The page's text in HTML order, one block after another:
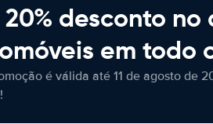
desconto no
em todo
é válida até 11 de agosto de